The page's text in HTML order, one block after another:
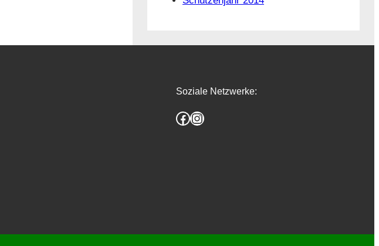
Soziale Netzwerke:
Facebook Instagram